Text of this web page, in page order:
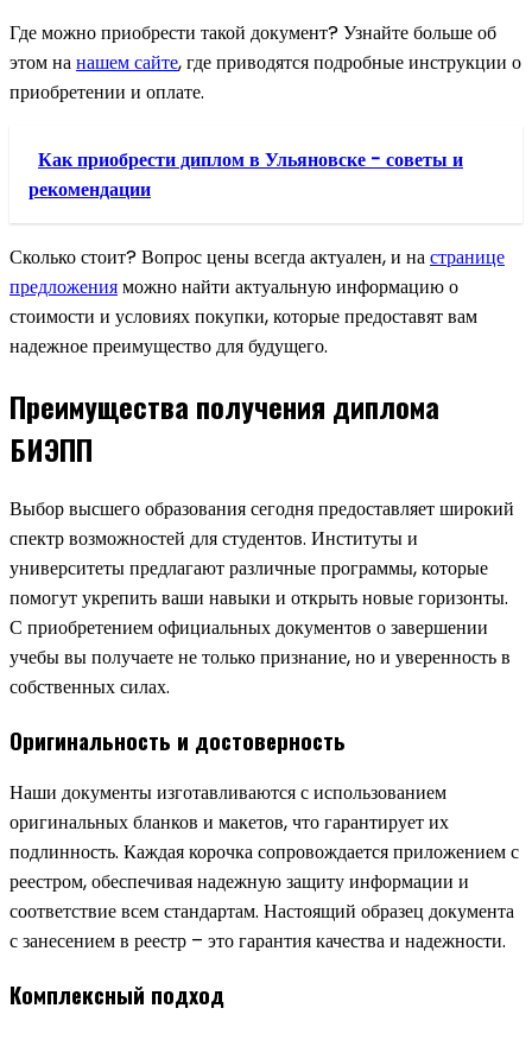
Где можно приобрести такой документ? Узнайте больше об
этом нанашем сайте, где приводятся подробные инструкции о
приобретении и оплате.
Как приобрести диплом в Ульяновске - советы и
рекомендации
Сколько стоит? Вопрос цены всегда актуален, и настранице
предложенияможно найти актуальную информацию о
стоимости и условиях покупки, которые предоставят вам
надежное преимущество для будущего.
Преимущества получения диплома
БИЭПП
Выбор высшего образования сегодня предоставляет широкий
спектр возможностей для студентов. Институты и
университеты предлагают различные программы, которые
помогут укрепить ваши навыки и открыть новые горизонты.
С приобретением официальных документов о завершении
учебы вы получаете не только признание, но и уверенность в
собственных силах.
Оригинальность и достоверность
Наши документы изготавливаются с использованием
оригинальных бланков и макетов, что гарантирует их
подлинность. Каждая корочка сопровождается приложением с
реестром, обеспечивая надежную защиту информации и
соответствие всем стандартам. Настоящий образец документа
с занесением в реестр – это гарантия качества и надежности.
Комплексный подход